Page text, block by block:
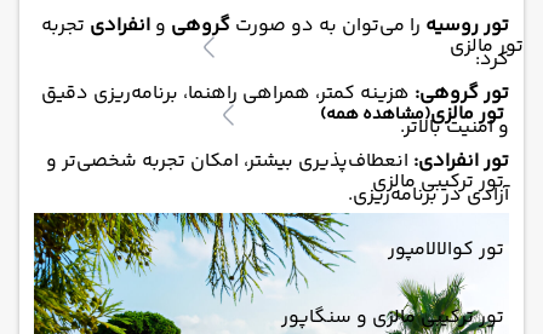
تور مالزی
تور مالزی(مشاهده همه)
تور ترکیبی مالزی
تور کوالالامپور
تور ترکیبی مالزی و سنگاپور
تور روسیه را می‌توان به دو صورت گروهی و انفرادی تجربه
کرد:
تور گروهی: هزینه کمتر، همراهی راهنما، برنامه‌ریزی دقیق
و امنیت بالاتر.
تور انفرادی: انعطاف‌پذیری بیشتر، امکان تجربه شخصی‌تر و
آزادی در برنامه‌ریزی.